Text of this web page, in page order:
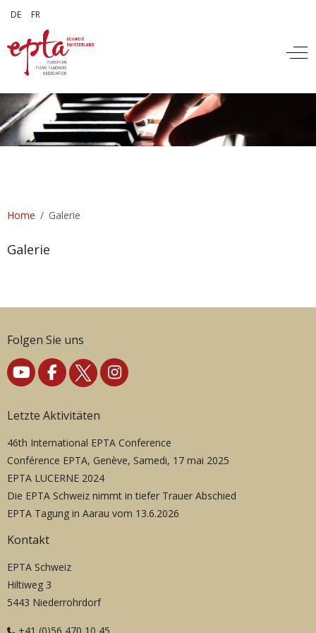
Sprache auswählen
DE FR
Off-
Home Galerie
Galerie
Folgen Sie uns
Letzte Aktivitäten
46th International EPTA Conference
Conférence EPTA, Genève, Samedi, 17 mai 2025
EPTA LUCERNE 2024
Die EPTA Schweiz nimmt in tiefer Trauer Abschied
EPTA Tagung in Aarau vom 13.6.2026
Kontakt
EPTA Schweiz
Hiltiweg 3
5443 Niederrohrdorf